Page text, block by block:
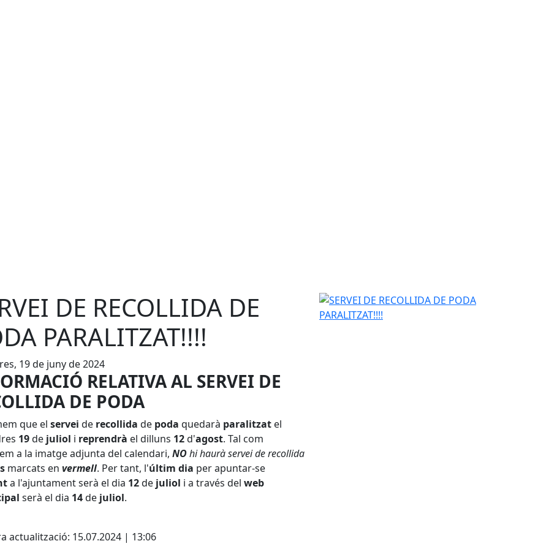
DE RECOLLIDA DE
PARALITZAT!!!!
19 de juny de 2024
RELATIVA AL SERVEI DE
DE PODA
que el servei de recollida de poda quedarà paralitzat el
19de juliol i reprendrà el dilluns 12d'agost. Tal com
a la imatge adjunta del calendari, NOhi haurà servei de recollida
marcats en vermell. Per tant, l'últim dia per apuntar-se
a l'ajuntament serà el dia 12de juliol i a través del web
serà el dia 14de juliol.
actualització: 15.07.2024 | 13:06
SERVEI DE RECOLLIDA DE PODA PARALITZAT!!!!